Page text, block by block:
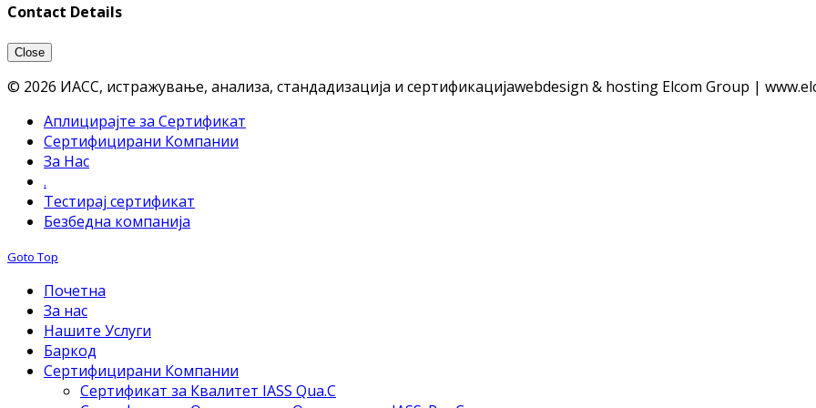
Contact Details
Close
© 2026 ИАСС, истражување, анализа, стандадизација и сертификацијаwebdesign & hosting Elcom Group |
Аплицирајте за Сертификат
Сертифицирани Компании
За Нас
.
Тестирај сертификат
Безбедна компанија
Goto Top
Почетна
За нас
Нашите Услуги
Баркод
Сертифицирани Компании
Сертификат за Квалитет IASS Qua.C